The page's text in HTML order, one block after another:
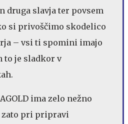
druga slavja ter povsem
si privoščimo skodelico
– vsi ti spomini imajo
to je sladkor v
ima zelo nežno
zato pri pripravi